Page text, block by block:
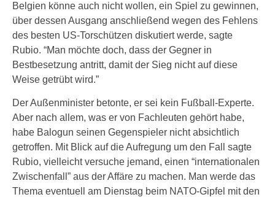
Belgien könne auch nicht wollen, ein Spiel zu gewinnen,
über dessen Ausgang anschließend wegen des Fehlens
des besten US-Torschützen diskutiert werde, sagte
Rubio. “Man möchte doch, dass der Gegner in
Bestbesetzung antritt, damit der Sieg nicht auf diese
Weise getrübt wird.”
Der Außenminister betonte, er sei kein Fußball-Experte.
Aber nach allem, was er von Fachleuten gehört habe,
habe Balogun seinen Gegenspieler nicht absichtlich
getroffen. Mit Blick auf die Aufregung um den Fall sagte
Rubio, vielleicht versuche jemand, einen “internationalen
Zwischenfall” aus der Affäre zu machen. Man werde das
Thema eventuell am Dienstag beim NATO-Gipfel mit den